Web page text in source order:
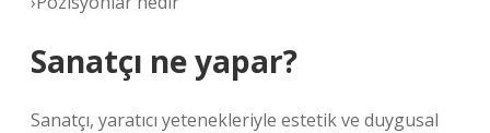
Sanatçı ne yapar?
Sanatçı, yaratıcı yetenekleriyle estetik ve duygusal